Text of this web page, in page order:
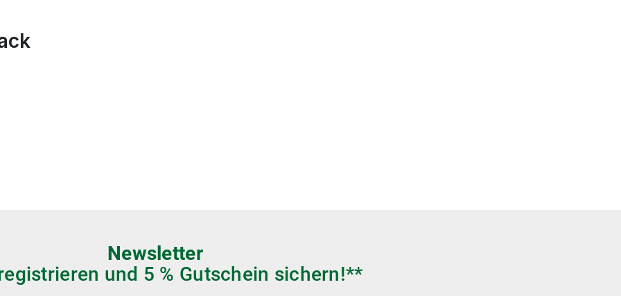
Newsletter
und 5 % Gutschein sichern!**